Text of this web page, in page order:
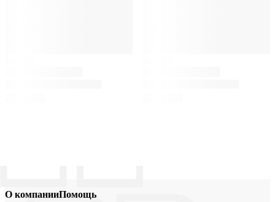
О компанииПомощь